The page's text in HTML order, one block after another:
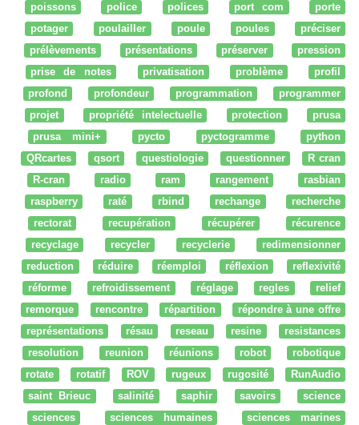
poissons
police polices port com
porte
potager
poulailler poule poules
préciser
prélèvements
présentations préserver
pression
prise de notes
privatisation problème
profil
profond
profondeur programmation
programmer
projet
propriété intelectuelle protection
prusa
prusa mini+
pycto pyctogramme
python
QRcartes
qsort questiologie questionner
R cran
R-cran
radio ram rangement
rasbian
raspberry
raté rbind rechange
recherche
rectorat
recupération récupérer
récurence
recyclage
recycler recyclerie
redimensionner
reduction
réduire réemploi réflexion
reflexivité
réforme
refroidissement réglage regles
relief
remorque
rencontre répartition
répondre à une offre
représentations
résau reseau resine
resistances
resolution
reunion réunions robot
robotique
rotate
rotatif ROV rugeux rugosité
RunAudio
saint Brieuc
salinité saphir savoirs
science
sciences
sciences humaines
sciences marines